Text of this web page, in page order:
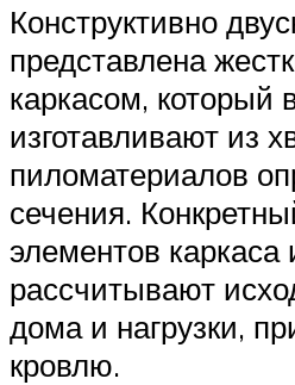
Конструктивно
представлена
каркасом, который
изготавливают из
пиломатериалов
сечения.
элементов каркаса
рассчитывают
дома и нагрузки,
кровлю.